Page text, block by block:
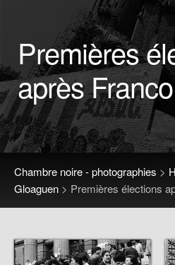
Premières
après Franco
Chambre noire - photographies >
Gloaguen > Premières élections